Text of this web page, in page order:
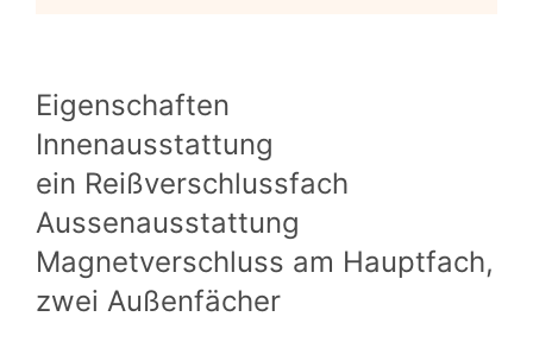
Eigenschaften
Innenausstattung
ein Reißverschlussfach
Aussenausstattung
Magnetverschluss am Hauptfach,
zwei Außenfächer